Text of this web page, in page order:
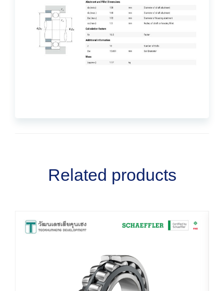
Related products